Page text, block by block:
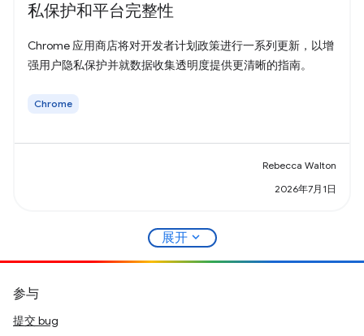
私保护和平台完整性
Chrome 应用商店将对开发者计划政策进行一系列更新，以增
强用户隐私保护并就数据收集透明度提供更清晰的指南。
Chrome
Rebecca Walton
2026年7月1日
展开 expand_more
参与
提交 bug